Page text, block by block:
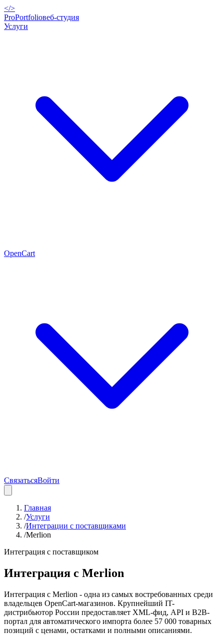
</>
ProPortfolioвеб-студия
Услуги
OpenCart
СвязатьсяВойти
Главная
/Услуги
/Интеграции с поставщиками
/Merlion
Интеграция с поставщиком
Интеграция с Merlion
Интеграция с Merlion - одна из самых востребованных среди
владельцев OpenCart-магазинов. Крупнейший IT-
дистрибьютор России предоставляет XML-фид, API и B2B-
портал для автоматического импорта более 57 000 товарных
позиций с ценами, остатками и полными описаниями.